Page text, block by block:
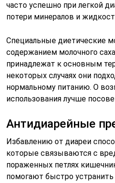
часто успешно при легкой
потери минералов и
Специальные диетические
содержанием молочного
принадлежат к основным
некоторых случаях они
нормальному питанию. О
использования лучше
Антидиарейные
Избавлению от диареи
которые связываются с
пораженных петлях
помогают быстро устранить